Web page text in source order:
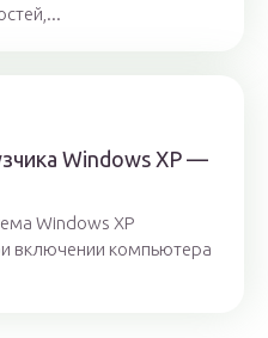
Windows XP —
Windows XP
включении компьютера